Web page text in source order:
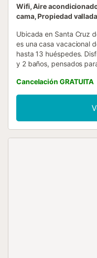
Wifi, Aire
cama, Propiedad
Ubicada en Santa Cruz
es una casa vacacional
hasta 13 huéspedes.
y 2 baños, pensados
comodidades como Wi-
videollamadas, cuna y
privado o a la terraza
contemplar el entorno.
propiedad. No se
Cancelación GRATUITA